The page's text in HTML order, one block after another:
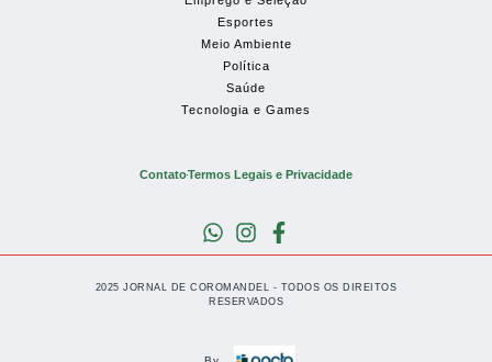
Esportes
Meio Ambiente
Política
Saúde
Tecnologia e Games
ContatoTermos Legais e Privacidade
2025 JORNAL DE COROMANDEL - TODOS OS DIREITOS
RESERVADOS